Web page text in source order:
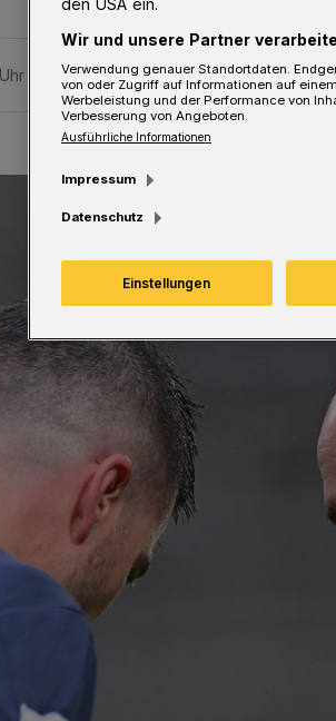
2 Minuten Lesezeit
den USA ein.
Wir und unsere Partner
Verwendung genauer Standortdaten.
von oder Zugriff auf Informationen auf
Werbeleistung und der Performance von
Verbesserung von Angeboten.
Ausführliche Informationen
Impressum
Datenschutz
Einstellungen